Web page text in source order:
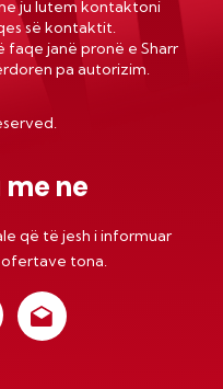
ju lutem kontaktoni
së kontaktit.
janë pronë e Sharr
pa autorizim.
ne
që të jesh i informuar
tona.